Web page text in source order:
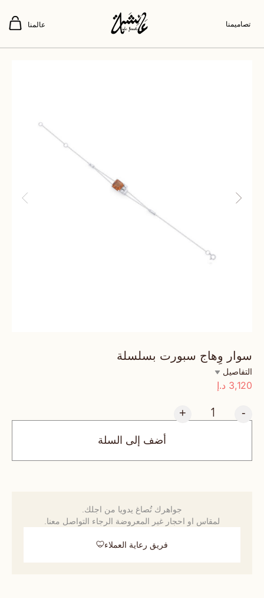
تصاميمنا عالمنا
سوار وِهاج سبورت بسلسلة
التفاصيل
3,120 د.إ
-
+
أضف إلى السلة
جواهرك تُصاغ يدويا من اجلك.
لمقاس او احجار غير المعروضة الرجاء التواصل معنا.
فريق رعاية العملاء